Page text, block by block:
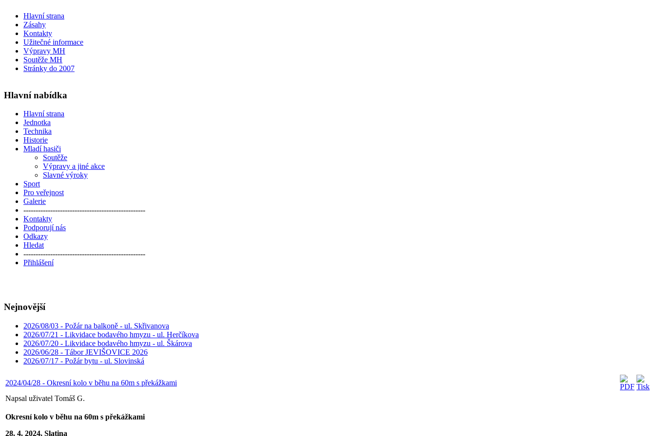
Hlavní strana
Zásahy
Kontakty
Užitečné informace
Výpravy MH
Soutěže MH
Stránky do 2007
Hlavní nabídka
Hlavní strana
Jednotka
Technika
Historie
Mladí hasiči
Soutěže
Výpravy a jiné akce
Slavné výroky
Sport
Pro veřejnost
Galerie
--------------------------------------------------
Kontakty
Podporují nás
Odkazy
Hledat
--------------------------------------------------
Přihlášení
Nejnovější
2026/08/03 - Požár na balkoně - ul. Skřivanova
2026/07/21 - Likvidace bodavého hmyzu - ul. Herčíkova
2026/07/20 - Likvidace bodavého hmyzu - ul. Škárova
2026/06/28 - Tábor JEVIŠOVICE 2026
2026/07/17 - Požár bytu - ul. Slovinská
2024/04/28 - Okresní kolo v běhu na 60m s překážkami
Napsal uživatel Tomáš G.
Okresní kolo v běhu na 60m s překážkami
28. 4. 2024, Slatina